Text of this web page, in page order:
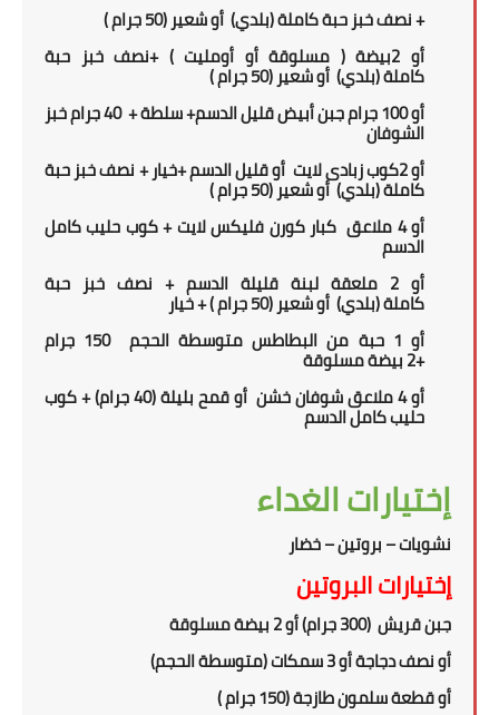
+ نصف خبز حبة كاملة(بلدي) أو شعير(50 جرام
)
أو 2بيضة ( مسلوقة أو أومليت ) +نصف خبز حبة
كاملة(بلدي) أو شعير(50 جرام
)
أو 100 جرام جبن أبيض قليل الدسم+ سلطة + 40 جرام خبز
الشوفان
أو2كوب زبادى لايت أو قليل الدسم +خيار +نصف خبز حبة
كاملة(بلدي) أو شعير(50 جرام
)
أو 4 ملاعق كبار كورن فليكس لايت + كوب حليب كامل
الدسم
أو 2 ملعقة لبنة قليلة الدسم
+ نصف خبز حبة
كاملة(بلدي) أو شعير(50 جرام
) + خيار
أو 1
حبة من ال بطاطس متوسطة الحجم 150 جرام
+
2بيضة مسلوقة
أو 4 ملاعق شوفان خشن
أو قمح بليلة (40 جرام) + كوب
حليب كامل الدسم
إختيارات الغداء
نشويات – بروتين – خضار
إختيارات البروتين
جبن قريش (300 جرام) أو 2 بيضة مسلوقة
أو نصف دجاجة أو 3 سمكات (متوسطة الحجم)
أو قطعة سلمونطازجة(150 جرام )